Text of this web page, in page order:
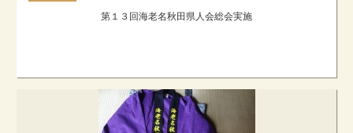
第１３回海老名秋田県人会総会実施